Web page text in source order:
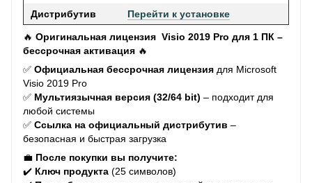
Дистрибутив
Перейти к установке
🔥 Оригинальная лицензия Visio 2019 Pro для 1 ПК –
бессрочная активация 🔥
✅ Официальная бессрочная лицензия для Microsoft
Visio 2019 Pro
✅ Мультиязычная версия (32/64 bit) – подходит для
любой системы
✅ Ссылка на официальный дистрибутив –
безопасная и быстрая загрузка
💼 После покупки вы получите:
✔️ Ключ продукта (25 символов)